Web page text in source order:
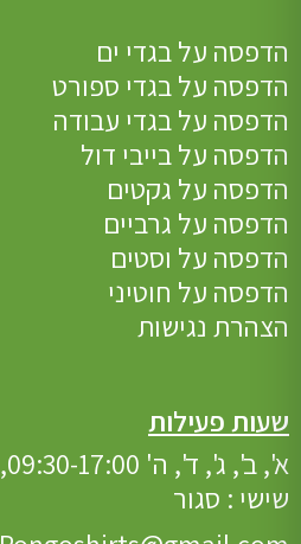
הדפסה על בגדי ים
הדפסה על בגדי ספורט
הדפסה על בגדי עבודה
הדפסה על בייבי דול
הדפסה על גקטים
הדפסה על גרביים
הדפסה על וסטים
הדפסה על חוטיני
הצהרת נגישות
שעות פעילות
א', ב', ג', ד', ה' 09:30-17:00,
שישי : סגור